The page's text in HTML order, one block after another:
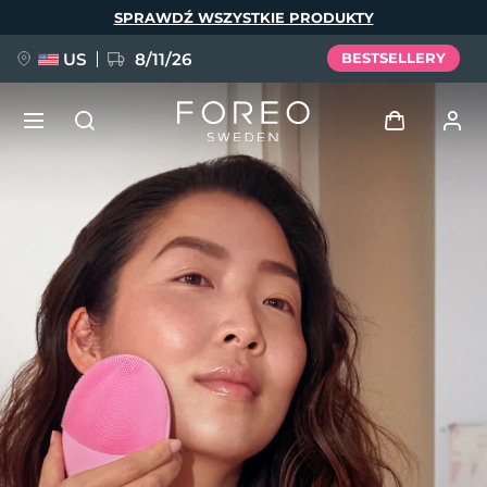
SPRAWDŹ WSZYSTKIE PRODUKTY
US 8/11/26 BESTSELLERY
Profil użytkownika
Moje urządzenia
Moje zamówienia
Moje adresy
Moje subskrypcje
NOWOŚĆ
FAQ™ Pure Beauty-Tech Elixir
BREAKING NEWS
issa™ Teeth Whitening Set
Język
English Deutsch
Español
Français
Italiano
Português
Polski
Svenska
Русский
Türkçe
简体中文 繁體中文